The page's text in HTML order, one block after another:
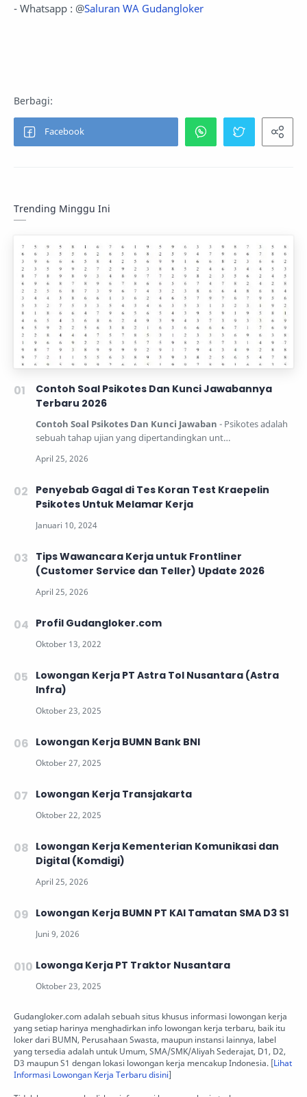
- Whatsapp : @Saluran WA Gudangloker
Trending Minggu Ini
Contoh Soal Psikotes Dan Kunci Jawabannya
Terbaru 2026
Contoh Soal Psikotes Dan Kunci Jawaban - Psikotes adalah
sebuah tahap ujian yang dipertandingkan unt…
Penyebab Gagal di Tes Koran Test Kraepelin
Psikotes Untuk Melamar Kerja
Tips Wawancara Kerja untuk Frontliner
(Customer Service dan Teller) Update 2026
Profil Gudangloker.com
Lowongan Kerja PT Astra Tol Nusantara (Astra
Infra)
Lowongan Kerja BUMN Bank BNI
Lowongan Kerja Transjakarta
Lowongan Kerja Kementerian Komunikasi dan
Digital (Komdigi)
Lowongan Kerja BUMN PT KAI Tamatan SMA D3 S1
Lowonga Kerja PT Traktor Nusantara
Gudangloker.com adalah sebuah situs khusus informasi lowongan kerja
yang setiap harinya menghadirkan info lowongan kerja terbaru, baik itu
loker dari BUMN, Perusahaan Swasta, maupun instansi lainnya, label
yang tersedia adalah untuk Umum, SMA/SMK/Aliyah Sederajat, D1, D2,
D3 maupun S1 dengan lokasi lowongan kerja mencakup Indonesia. [Lihat
Informasi Lowongan Kerja Terbaru disini]